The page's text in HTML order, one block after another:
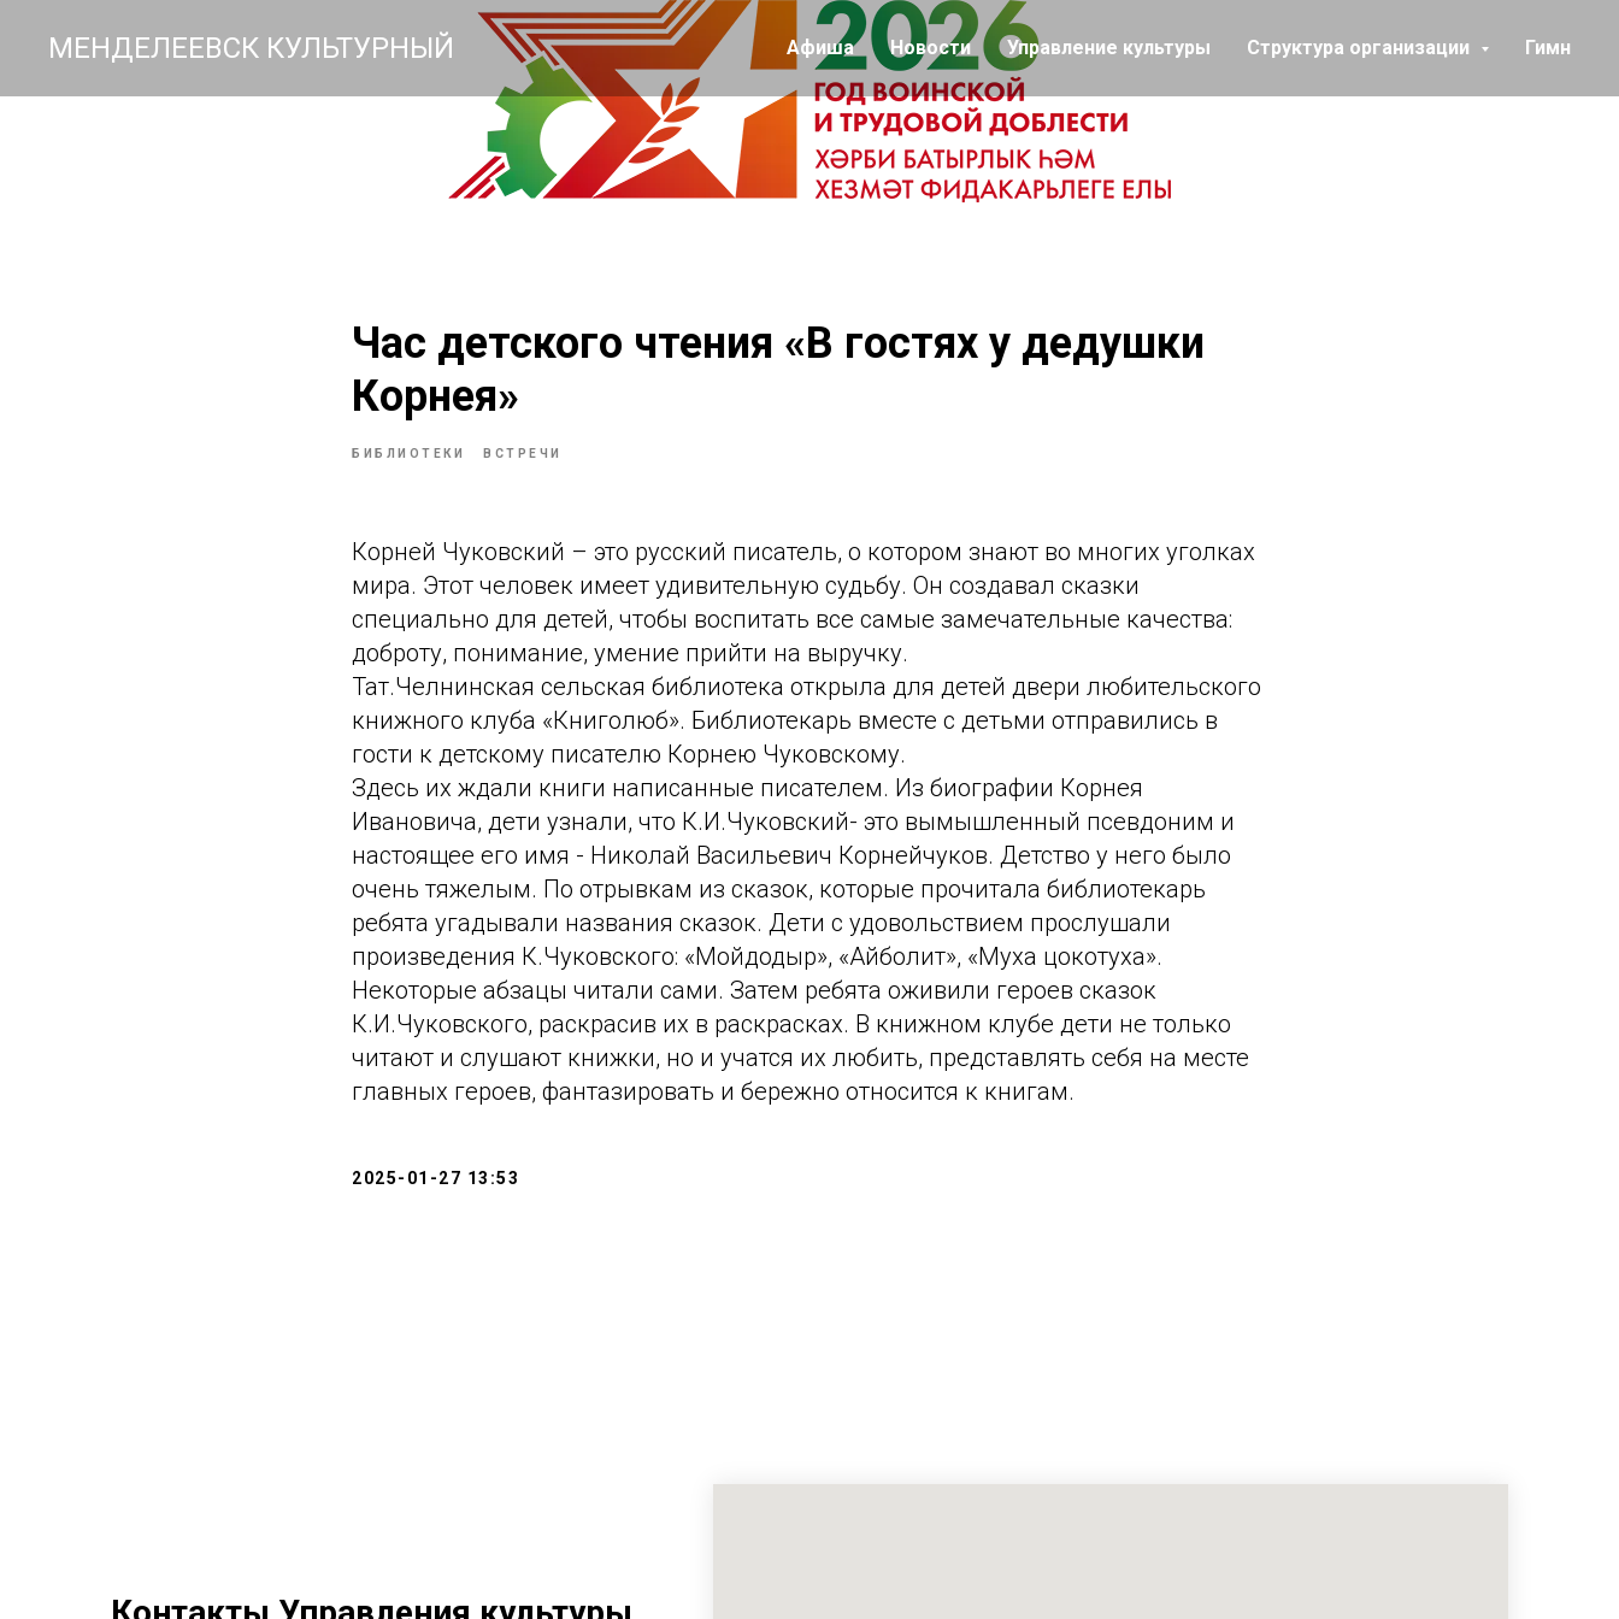
МЕНДЕЛЕЕВСК КУЛЬТУРНЫЙ Афиша Новости Управление культуры Структура организации Гимн
Час детского чтения «В гостях у дедушки
Корнея»
БИБЛИОТЕКИ ВСТРЕЧИ
Корней Чуковский – это русский писатель, о котором знают во многих уголках
мира. Этот человек имеет удивительную судьбу. Он создавал сказки
специально для детей, чтобы воспитать все самые замечательные качества:
доброту, понимание, умение прийти на выручку.
Тат.Челнинская сельская библиотека открыла для детей двери любительского
книжного клуба «Книголюб». Библиотекарь вместе с детьми отправились в
гости к детскому писателю Корнею Чуковскому.
Здесь их ждали книги написанные писателем. Из биографии Корнея
Ивановича, дети узнали, что К.И.Чуковский- это вымышленный псевдоним и
настоящее его имя - Николай Васильевич Корнейчуков. Детство у него было
очень тяжелым. По отрывкам из сказок, которые прочитала библиотекарь
ребята угадывали названия сказок. Дети с удовольствием прослушали
произведения К.Чуковского: «Мойдодыр», «Айболит», «Муха цокотуха».
Некоторые абзацы читали сами. Затем ребята оживили героев сказок
К.И.Чуковского, раскрасив их в раскрасках. В книжном клубе дети не только
читают и слушают книжки, но и учатся их любить, представлять себя на месте
главных героев, фантазировать и бережно относится к книгам.
2025-01-27 13:53